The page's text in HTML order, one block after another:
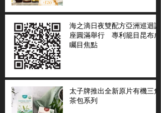
海之滴日夜雙配方亞洲巡迴講
座圓滿舉行 專利籠目昆布成
矚目焦點
太子牌推出全新原片有機三角
茶包系列